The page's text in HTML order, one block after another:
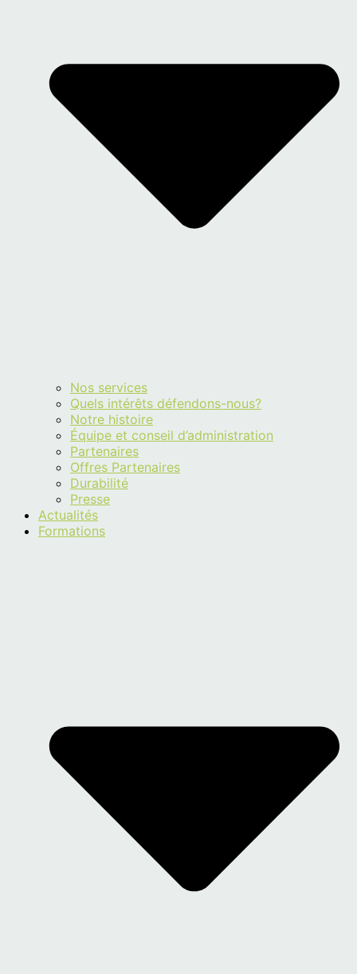
Nos services
Quels intérêts défendons-nous?
Notre histoire
Équipe et conseil d’administration
Partenaires
Offres Partenaires
Durabilité
Presse
Actualités
Formations